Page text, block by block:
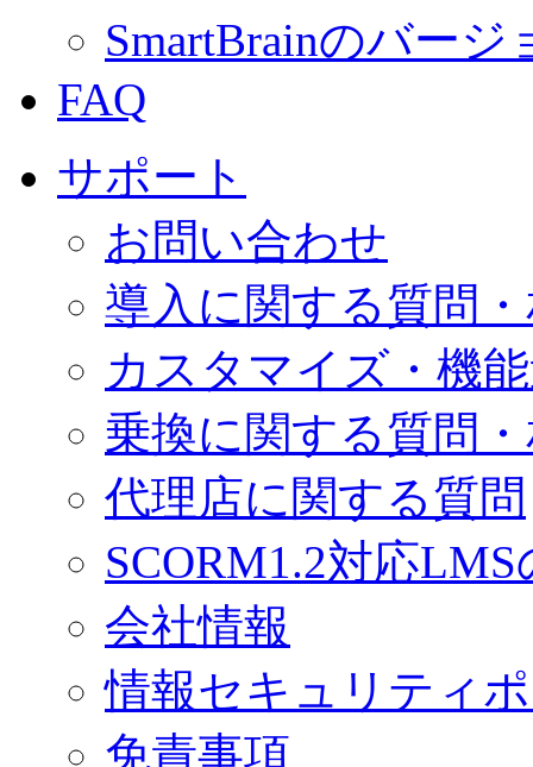
SmartBrainのバー
FAQ
サポート
お問い合わせ
導入に関する質問
カスタマイズ・機
乗換に関する質問
代理店に関する質問
SCORM1.2対応
会社情報
情報セキュリティ
免責事項